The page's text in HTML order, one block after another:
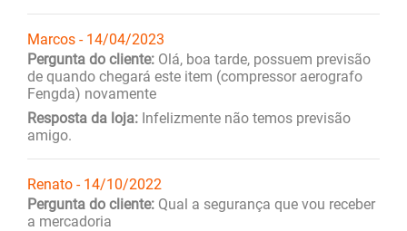
Marcos - 14/04/2023
Pergunta do cliente: Olá, boa tarde, possuem previsão
de quando chegará este item (compressor aerografo
Fengda) novamente
Resposta da loja: Infelizmente não temos previsão
amigo.
Renato - 14/10/2022
Pergunta do cliente: Qual a segurança que vou receber
a mercadoria